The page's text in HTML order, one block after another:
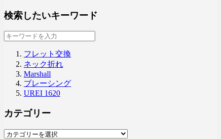
検索したいキーワード
フレット交換
ネック折れ
Marshall
ブレーシング
UREI 1620
カテゴリー